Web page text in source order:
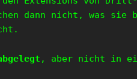
dann nicht, was sie
, aber nicht in